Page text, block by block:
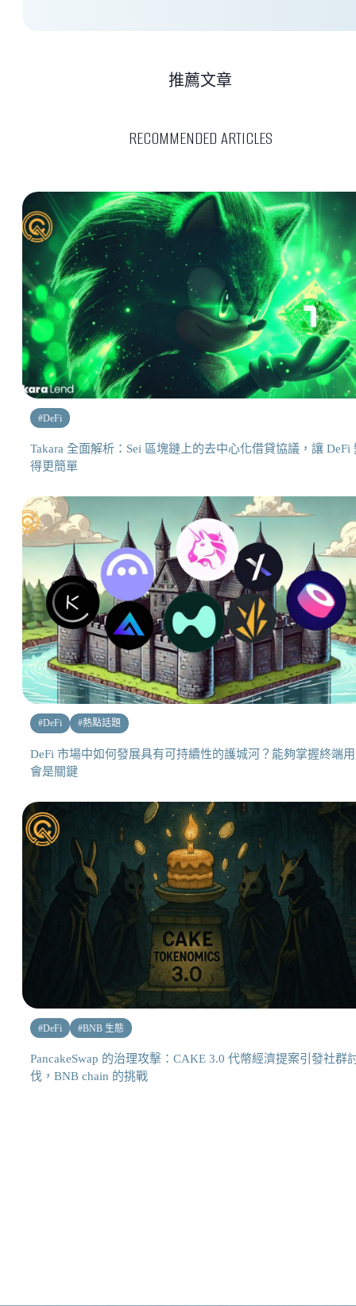
RECOMMENDED ARTICLES
推薦文章
#DeFi
Takara 全面解析：Sei 區塊鏈上的去中心化借貸協議，讓 DeFi
得更簡單
#DeFi #熱點話題
DeFi 市場中如何發展具有可持續性的護城河？能夠掌握終端
會是關鍵
#DeFi #BNB 生態
PancakeSwap 的治理攻擊：CAKE 3.0 代幣經濟提案引發社群
伐，BNB chain 的挑戰